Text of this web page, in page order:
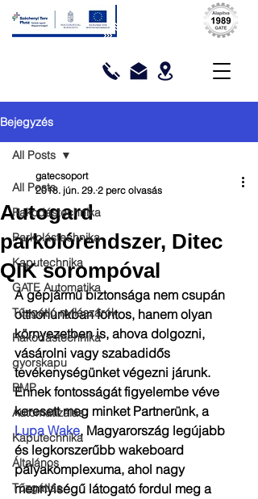
Bejegyzés
All Posts
Rakodástechnika
Parkolástechnika
Kaputechnika
GATE Automatika
Tűzgátló nyílászárók
Rakodástechnika
gyorskapu
BMP
Automatizálás
Kaputechnika
Általános
Tűzgátlás
All Posts
Autogard
parkolórendszer, Ditec
QIK sorompóval
gatecsoport
2018. jún. 29. 2 perc olvasás
A gépjármű biztonsága nem csupán
otthonunkban fontos, hanem olyan
környezetben is, ahova dolgozni,
vásárolni vagy szabadidős
tevékenységünket végezni járunk.
Ennek fontosságát figyelembe véve
keresett meg minket Partnerünk, a
Lupa Wake, Magyarország legújabb
és legkorszerűbb wakeboard
pályakomplexuma, ahol nagy
mennyiségű látogató fordul meg a